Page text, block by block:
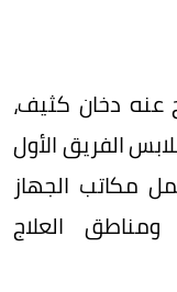
عنه دخان كثيف،
الفريق الأول
مكاتب الجهاز
العلاج